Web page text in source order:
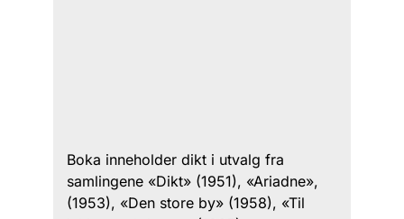
Boka inneholder dikt i utvalg fra
samlingene «Dikt» (1951), «Ariadne»,
(1953), «Den store by» (1958), «Til